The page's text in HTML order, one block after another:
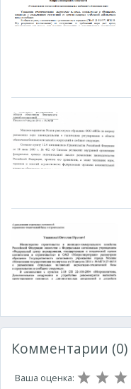
Комментарии (0)
Ваша оценка: